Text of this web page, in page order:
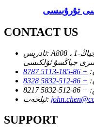
تۇرۇبىسى
CONTACT US
ئادرېس: A808 ، 1-بىنا پانخۇا خەلقئارا مەيدانى ، جاڭجياڭ
+ 86-185-5113 8787
+ 86-512-5832 8328
+ 86-512-5832 8217
ئېلخەت:
SUPPORT